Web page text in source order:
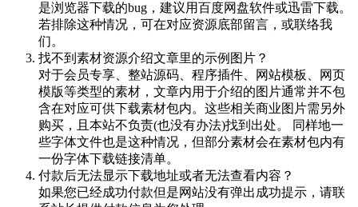
是浏览器下载的bug，建议用百度网盘软件或迅雷下载。
若排除这种情况，可在对应资源底部留言，或联络我
们。
找不到素材资源介绍文章里的示例图片？
对于会员专享、整站源码、程序插件、网站模板、网页
模版等类型的素材，文章内用于介绍的图片通常并不包
含在对应可供下载素材包内。这些相关商业图片需另外
购买，且本站不负责(也没有办法)找到出处。 同样地一
些字体文件也是这种情况，但部分素材会在素材包内有
一份字体下载链接清单。
付款后无法显示下载地址或者无法查看内容？
如果您已经成功付款但是网站没有弹出成功提示，请联